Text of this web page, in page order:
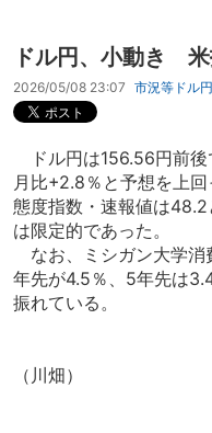
ドル円、小動き
2026/05/08 23:07 市況等 ドル円
ドル円は156.56円前後
月比+2.8％と予想を上
態度指数・速報値は
は限定的であった。
なお、ミシガン大学消
年先が4.5％、5年先は
振れている。
（川畑）